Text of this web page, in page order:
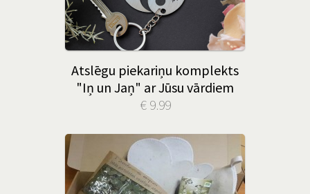
Atslēgu piekariņu komplekts
"Iņ un Jaņ" ar Jūsu vārdiem
€ 9.99